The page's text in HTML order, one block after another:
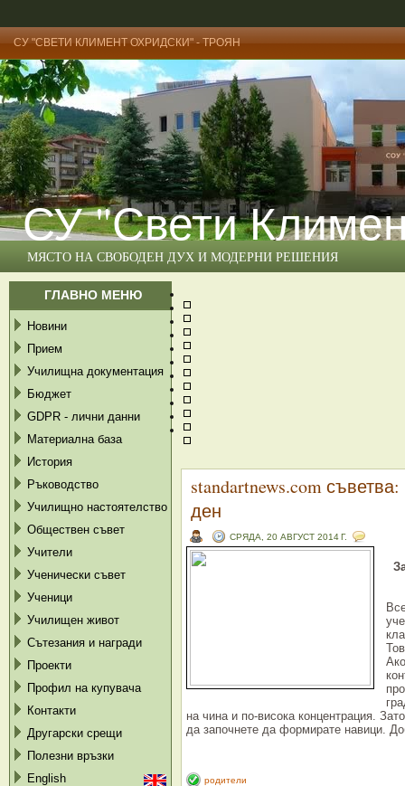
СУ "СВЕТИ КЛИМЕНТ ОХРИДСКИ" - ТРОЯН
СУ "Свети
МЯСТО НА СВОБОДЕН ДУХ И МОДЕРНИ РЕШЕНИЯ
ГЛАВНО МЕНЮ
Новини
Прием
Училищна документация
Бюджет
GDPR - лични данни
Материална база
История
Ръководство
Училищно настоятелство
Обществен съвет
Учители
Ученически съвет
Ученици
Училищен живот
Сътезания и награди
Проекти
Профил на купувача
Контакти
Другарски срещи
Полезни връзки
English
standartnews.com
ден
СРЯДА, 20 АВГУСТ 2014 Г.
на чина и по-висока концентрация.
да започнете да формирате навици.
родители